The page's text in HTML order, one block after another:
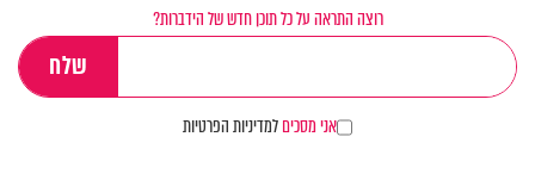
רוצה התראה על כל תוכן חדש של הידברות?
אני מסכיםלמדיניות הפרטיות